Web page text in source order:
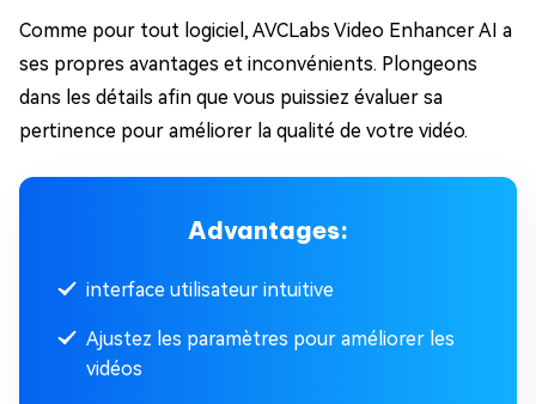
Comme pour tout logiciel, AVCLabs Video Enhancer AI a
ses propres avantages et inconvénients. Plongeons
dans les détails afin que vous puissiez évaluer sa
pertinence pour améliorer la qualité de votre vidéo.
Advantages:
interface utilisateur intuitive
Ajustez les paramètres pour améliorer les
vidéos